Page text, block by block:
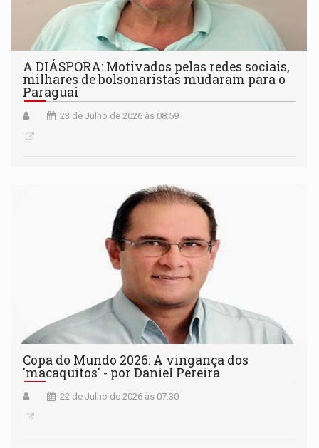
A DIÁSPORA: Motivados pelas redes sociais,
milhares de bolsonaristas mudaram para o
Paraguai
23 de Julho de 2026 às 08:59
Copa do Mundo 2026: A vingança dos
'macaquitos' - por Daniel Pereira
22 de Julho de 2026 às 07:30